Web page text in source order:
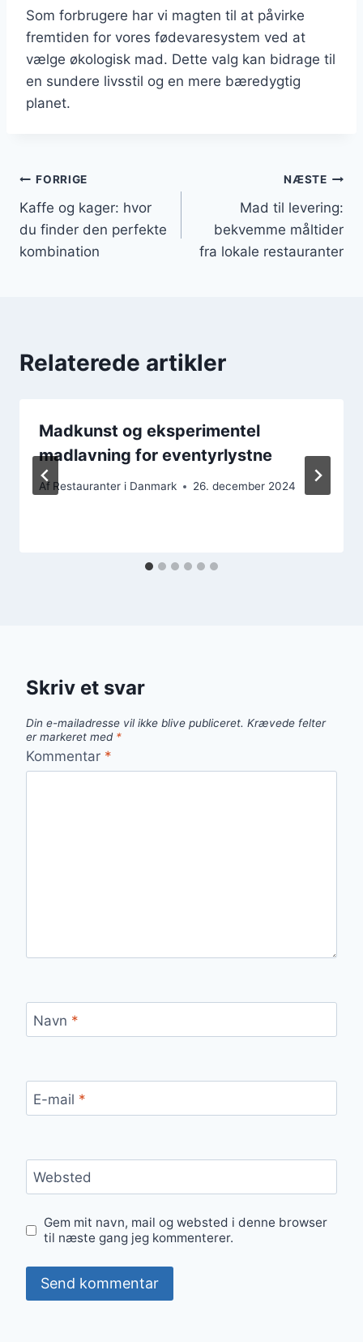
Som forbrugere har vi magten til at påvirke
fremtiden for vores fødevaresystem ved at
vælge økologisk mad. Dette valg kan bidrage til
en sundere livsstil og en mere bæredygtig
planet.
Indlægsnavigation
FORRIGE
Kaffe og kager: hvor
du finder den perfekte
kombination
NÆSTE
Mad til levering:
bekvemme måltider
fra lokale restauranter
Relaterede artikler
Madkunst og eksperimentel
madlavning for eventyrlystne
Af Restauranter i Danmark 26. december 2024
Skriv et svar
Din e-mailadresse vil ikke blive publiceret. Krævede felter
er markeret med *
Kommentar *
Navn *
E-mail *
Websted
Gem mit navn, mail og websted i denne browser
til næste gang jeg kommenterer.